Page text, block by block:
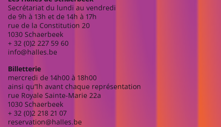
Secrétariat du lundi au vendredi
de 9h à 13h et de 14h à 17h
rue de la Constitution 20
1030 Schaerbeek
+ 32 (0)2 227 59 60
info@halles.be
Billetterie
mercredi de 14h00 à 18h00
ainsi qu’1h avant chaque représentation
rue Royale Sainte-Marie 22a
1030 Schaerbeek
+ 32 (0)2 218 21 07
reservation@halles.be